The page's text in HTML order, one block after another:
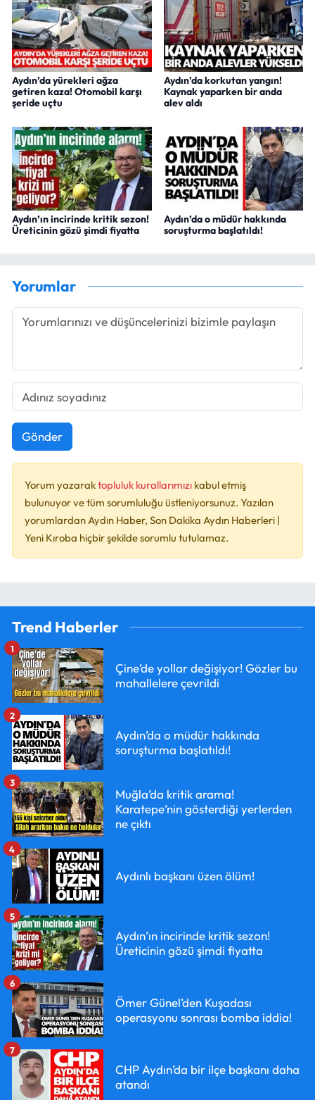
Aydın’da yürekleri ağza
getiren kaza! Otomobil karşı
şeride uçtu
Aydın’da korkutan yangın!
Kaynak yaparken bir anda
alev aldı
Aydın’ın incirinde kritik sezon!
Üreticinin gözü şimdi fiyatta
Aydın’da o müdür hakkında
soruşturma başlatıldı!
Yorumlar
Gönder
Yorum yazaraktopluluk kurallarımızı kabul etmiş
bulunuyor ve tüm sorumluluğu üstleniyorsunuz. Yazılan
yorumlardan Aydın Haber, Son Dakika Aydın Haberleri |
Yeni Kıroba hiçbir şekilde sorumlu tutulamaz.
Trend Haberler
Çine’de yollar değişiyor! Gözler bu
mahallelere çevrildi
1
Aydın’da o müdür hakkında
soruşturma başlatıldı!
2
Muğla’da kritik arama!
Karatepe’nin gösterdiği yerlerden
ne çıktı
3
Aydınlı başkanı üzen ölüm!
4
Aydın’ın incirinde kritik sezon!
Üreticinin gözü şimdi fiyatta
5
Ömer Günel’den Kuşadası
operasyonu sonrası bomba iddia!
6
CHP Aydın’da bir ilçe başkanı daha
atandı
7